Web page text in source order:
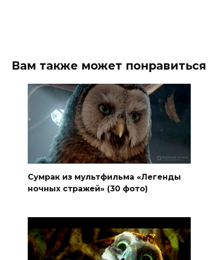
Вам также может понравиться
Сумрак из мультфильма «Легенды
ночных стражей» (30 фото)